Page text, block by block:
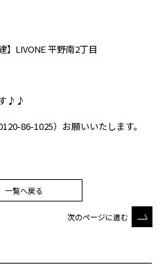
】LIVONE 平野南2丁目
す♪♪
86-1025）お願いいたします。
一覧へ戻る
次のページに進む